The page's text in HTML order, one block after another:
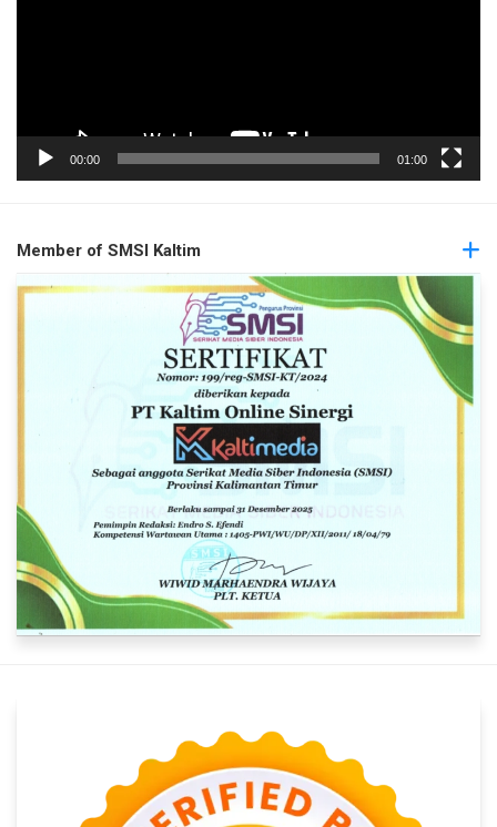
00:00 01:00
Member of SMSI Kaltim